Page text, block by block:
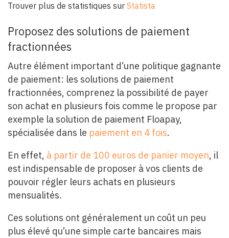
Trouver plus de statistiques sur Statista
Proposez des solutions de paiement
fractionnées
Autre élément important d’une politique gagnante
de paiement: les solutions de paiement
fractionnées, comprenez la possibilité de payer
son achat en plusieurs fois comme le propose par
exemple la solution de paiement Floapay,
spécialisée dans le paiement en 4 fois.
En effet, à partir de 100 euros de panier moyen, il
est indispensable de proposer à vos clients de
pouvoir régler leurs achats en plusieurs
mensualités.
Ces solutions ont généralement un coût un peu
plus élevé qu’une simple carte bancaires mais